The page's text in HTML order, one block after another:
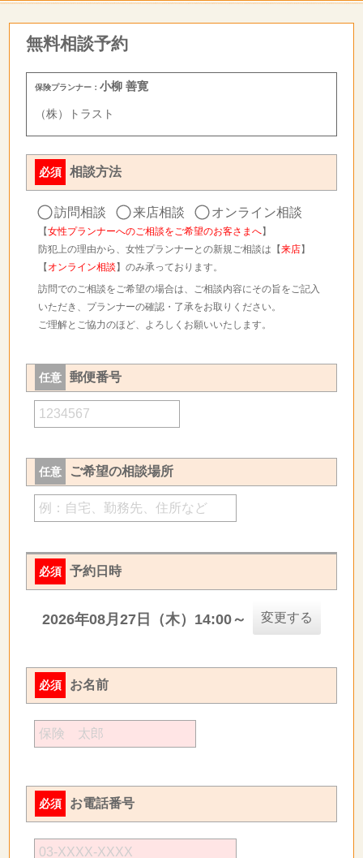
無料相談予約
保険プランナー：小柳 善寛
（株）トラスト
必須 相談方法
訪問相談 来店相談 オンライン相談
【女性プランナーへのご相談をご希望のお客さまへ】
防犯上の理由から、女性プランナーとの新規ご相談は【来店】
【 オンライン相談 】のみ承っております。
訪問でのご相談をご希望の場合は、ご相談内容にその旨をご記入
いただき、プランナーの確認・了承をお取りください。
ご理解とご協力のほど、よろしくお願いいたします。
任意 郵便番号
任意 ご希望の相談場所
必須 予約日時
2026年08月27日（木）14:00～ 変更する
必須 お名前
必須 お電話番号